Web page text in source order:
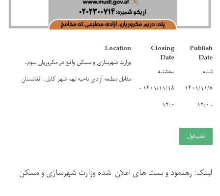
Publish
Date
شنبه
۱۴۰۱/۱۱/۸
- ۱۲:۰
Closing
Date
سه‌شنبه
۱۴۰۱/۱۱/۱۸ -
۱۲:۰
Location
وزارت شهرسازی و مسکن واقع در مکروریان سوم،
مقابل مطبعه آزادی ناحیه نهم شهر کابل، افغانستان
تطبيقول
لینک: رهنمود و بست های اعلان شده وزارت شهرسازی و مسکن